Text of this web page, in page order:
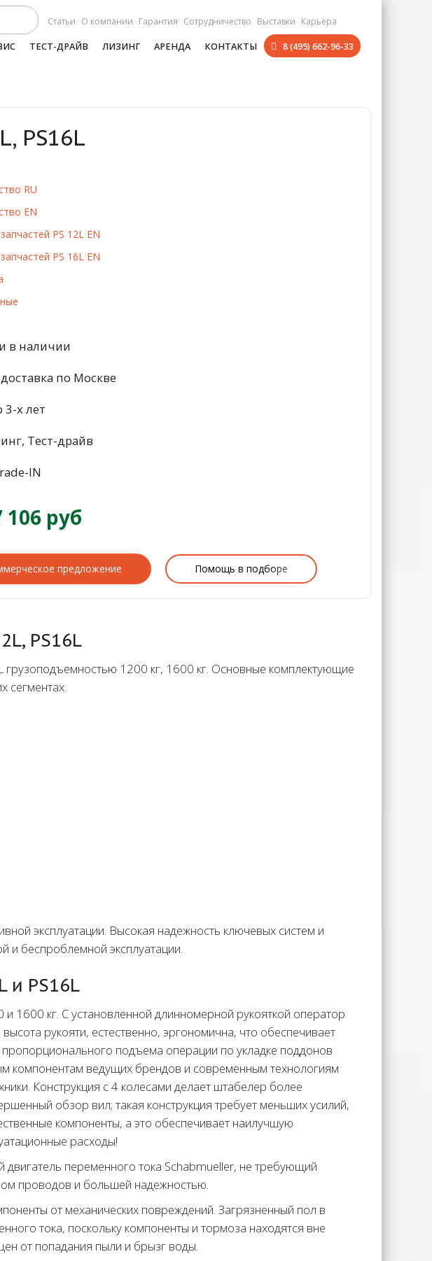
Статьи О компании Гарантия Сотрудничество Выставки Карьера
ТЕСТ-ДРАЙВ ЛИЗИНГ АРЕНДА КОНТАКТЫ 8 (495) 662-96-33
PS16L
RU
EN
PS 12L EN
PS 16L EN
в наличии
по Москве
3-х лет
Тест-драйв
IN
106 руб
предложение Помощь в подборе
PS16L
1200 кг, 1600 кг. Основные комплектующие
сегментах.
эксплуатации. Высокая надежность ключевых систем и
и беспроблемной эксплуатации.
и PS16L
1600 кг. С установленной длинномерной рукояткой оператор
рукояти, естественно, эргономична, что обеспечивает
подъема операции по укладке поддонов
компонентам ведущих брендов и современным технологиям
Конструкция с 4 колесами делает штабелер более
обзор вил; такая конструкция требует меньших усилий,
компоненты, а это обеспечивает наилучшую
расходы!
переменного тока Schabmueller, не требующий
проводов и большей надежностью.
от механических повреждений. Загрязненный пол в
тока, поскольку компоненты и тормоза находятся вне
от попадания пыли и брызг воды.